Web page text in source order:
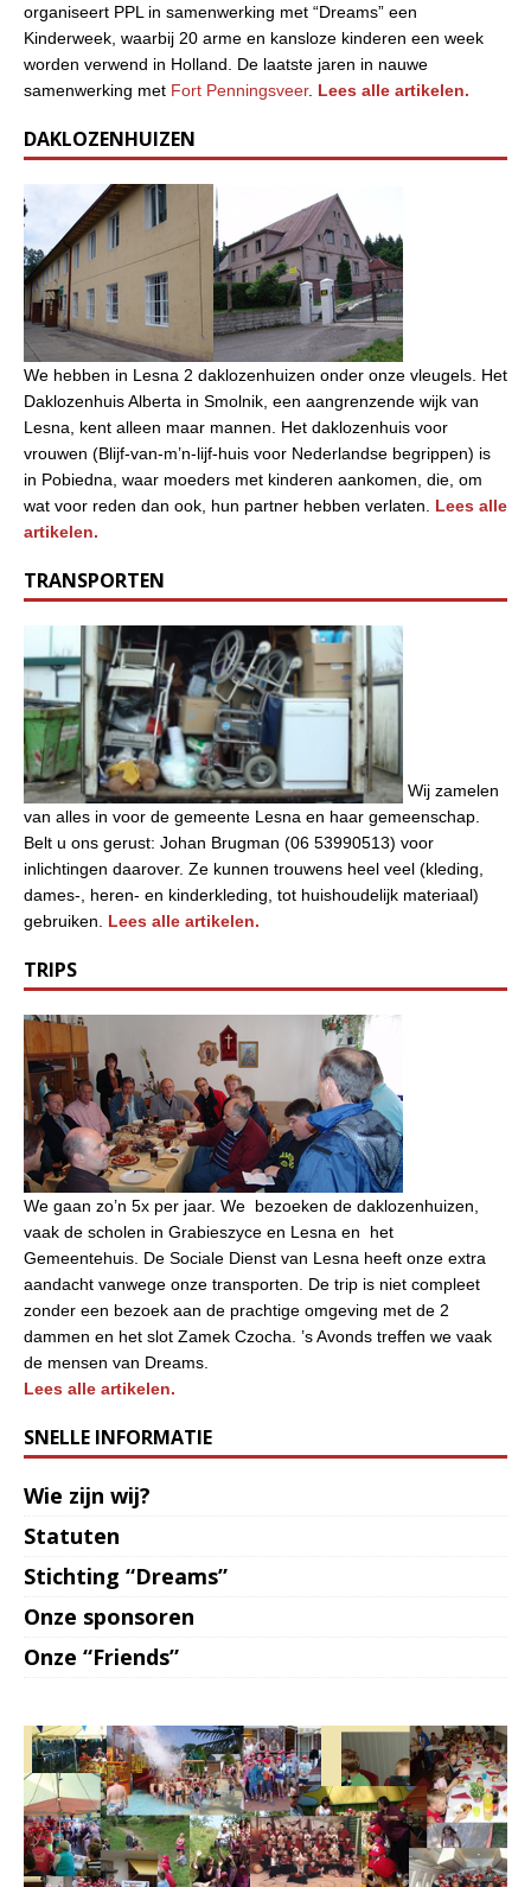
organiseert PPL in samenwerking met “Dreams” een
Kinderweek, waarbij 20 arme en kansloze kinderen een week
worden verwend in Holland. De laatste jaren in nauwe
samenwerking met Fort Penningsveer. Lees alle artikelen.
DAKLOZENHUIZEN
We hebben in Lesna 2 daklozenhuizen onder onze vleugels. Het
Daklozenhuis Alberta in Smolnik, een aangrenzende wijk van
Lesna, kent alleen maar mannen. Het daklozenhuis voor
vrouwen (Blijf-van-m’n-lijf-huis voor Nederlandse begrippen) is
in Pobiedna, waar moeders met kinderen aankomen, die, om
wat voor reden dan ook, hun partner hebben verlaten. Lees alle
artikelen.
TRANSPORTEN
Wij zamelen
van alles in voor de gemeente Lesna en haar gemeenschap.
Belt u ons gerust: Johan Brugman (06 53990513) voor
inlichtingen daarover. Ze kunnen trouwens heel veel (kleding,
dames-, heren- en kinderkleding, tot huishoudelijk materiaal)
gebruiken. Lees alle artikelen.
TRIPS
We gaan zo’n 5x per jaar. We bezoeken de daklozenhuizen,
vaak de scholen in Grabieszyce en Lesna en het
Gemeentehuis. De Sociale Dienst van Lesna heeft onze extra
aandacht vanwege onze transporten. De trip is niet compleet
zonder een bezoek aan de prachtige omgeving met de 2
dammen en het slot Zamek Czocha. ’s Avonds treffen we vaak
de mensen van Dreams.
Lees alle artikelen.
SNELLE INFORMATIE
Wie zijn wij?
Statuten
Stichting “Dreams”
Onze sponsoren
Onze “Friends”